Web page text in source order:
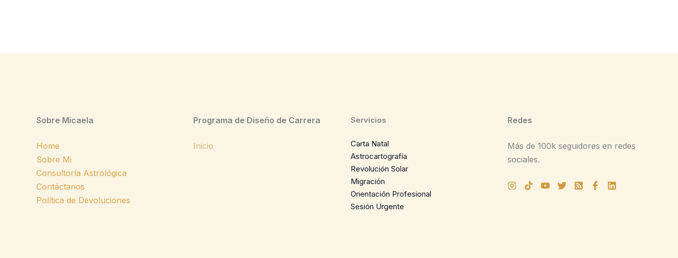
Sobre Micaela
Home
Sobre Mi
Consultoría Astrológica
Contáctanos
Política de Devoluciones
Programa de Diseño de Carrera
Inicio
Servicios
Carta Natal
Astrocartografía
Revolución Solar
Migración
Orientación Profesional
Sesión Urgente
Redes
Más de 100k seguidores en redes
sociales.